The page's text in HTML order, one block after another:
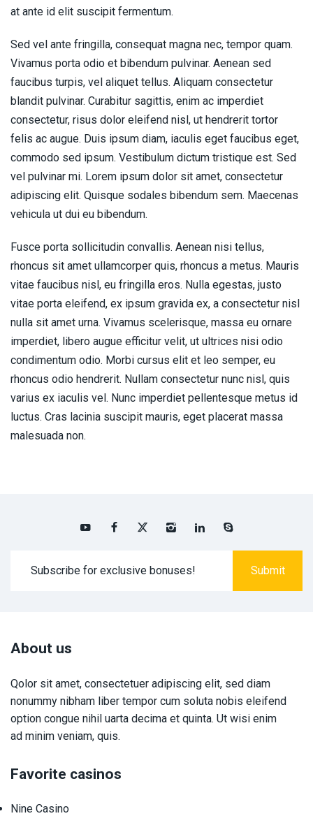
at ante id elit suscipit fermentum.
Sed vel ante fringilla, consequat magna nec, tempor quam.
Vivamus porta odio et bibendum pulvinar. Aenean sed
faucibus turpis, vel aliquet tellus. Aliquam consectetur
blandit pulvinar. Curabitur sagittis, enim ac imperdiet
consectetur, risus dolor eleifend nisl, ut hendrerit tortor
felis ac augue. Duis ipsum diam, iaculis eget faucibus eget,
commodo sed ipsum. Vestibulum dictum tristique est. Sed
vel pulvinar mi. Lorem ipsum dolor sit amet, consectetur
adipiscing elit. Quisque sodales bibendum sem. Maecenas
vehicula ut dui eu bibendum.
Fusce porta sollicitudin convallis. Aenean nisi tellus,
rhoncus sit amet ullamcorper quis, rhoncus a metus. Mauris
vitae faucibus nisl, eu fringilla eros. Nulla egestas, justo
vitae porta eleifend, ex ipsum gravida ex, a consectetur nisl
nulla sit amet urna. Vivamus scelerisque, massa eu ornare
imperdiet, libero augue efficitur velit, ut ultrices nisi odio
condimentum odio. Morbi cursus elit et leo semper, eu
rhoncus odio hendrerit. Nullam consectetur nunc nisl, quis
varius ex iaculis vel. Nunc imperdiet pellentesque metus id
luctus. Cras lacinia suscipit mauris, eget placerat massa
malesuada non.
About us
Qolor sit amet, consectetuer adipiscing elit, sed diam
nonummy nibham liber tempor cum soluta nobis eleifend
option congue nihil uarta decima et quinta. Ut wisi enim
ad minim veniam, quis.
Favorite casinos
Nine Casino